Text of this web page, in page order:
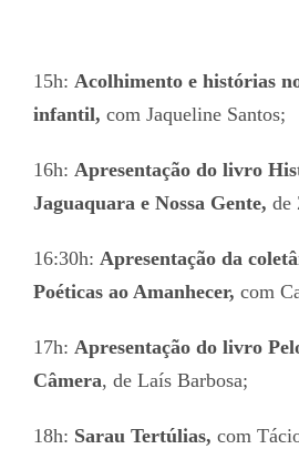
15h: Acolhimento e histórias
infantil, com Jaqueline Santos;
16h: Apresentação do livro
Jaguaquara e Nossa Gente, de
16:30h: Apresentação da
Poéticas ao Amanhecer, com
17h: Apresentação do livro
Câmera, de Laís Barbosa;
18h: Sarau Tertúlias, com